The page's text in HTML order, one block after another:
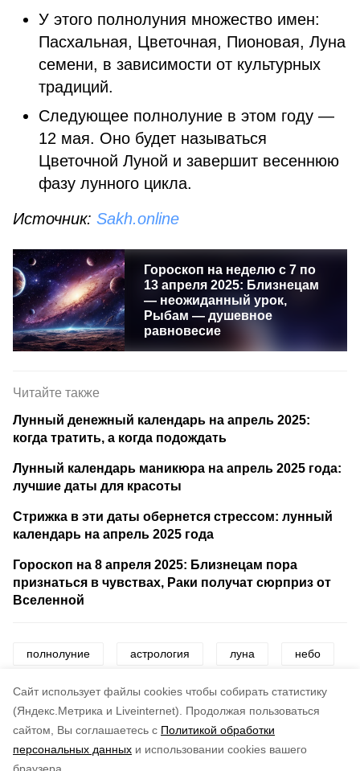
Cайт использует файлы cookies чтобы собирать статистику
(Яндекс.Метрика и Liveinternet).
Продолжая пользоваться
сайтом, Вы соглашаетесь с Политикой обработки
персональных данных и использовании cookies вашего
У этого полнолуния множество имен:
Пасхальная, Цветочная, Пионовая, Луна
семени, в зависимости от культурных
традиций.
Следующее полнолуние в этом году —
12 мая. Оно будет называться
Цветочной Луной и завершит весеннюю
фазу лунного цикла.
Источник: Sakh.online
Гороскоп на неделю с 7 по
13 апреля 2025: Близнецам
— неожиданный урок,
Рыбам — душевное
равновесие
Читайте также
Лунный денежный календарь на апрель 2025:
когда тратить, а когда подождать
Лунный календарь маникюра на апрель 2025 года:
лучшие даты для красоты
Стрижка в эти даты обернется стрессом: лунный
календарь на апрель 2025 года
Гороскоп на 8 апреля 2025: Близнецам пора
признаться в чувствах, Раки получат сюрприз от
Вселенной
полнолуние астрология луна небо
розовая луна
по оценке